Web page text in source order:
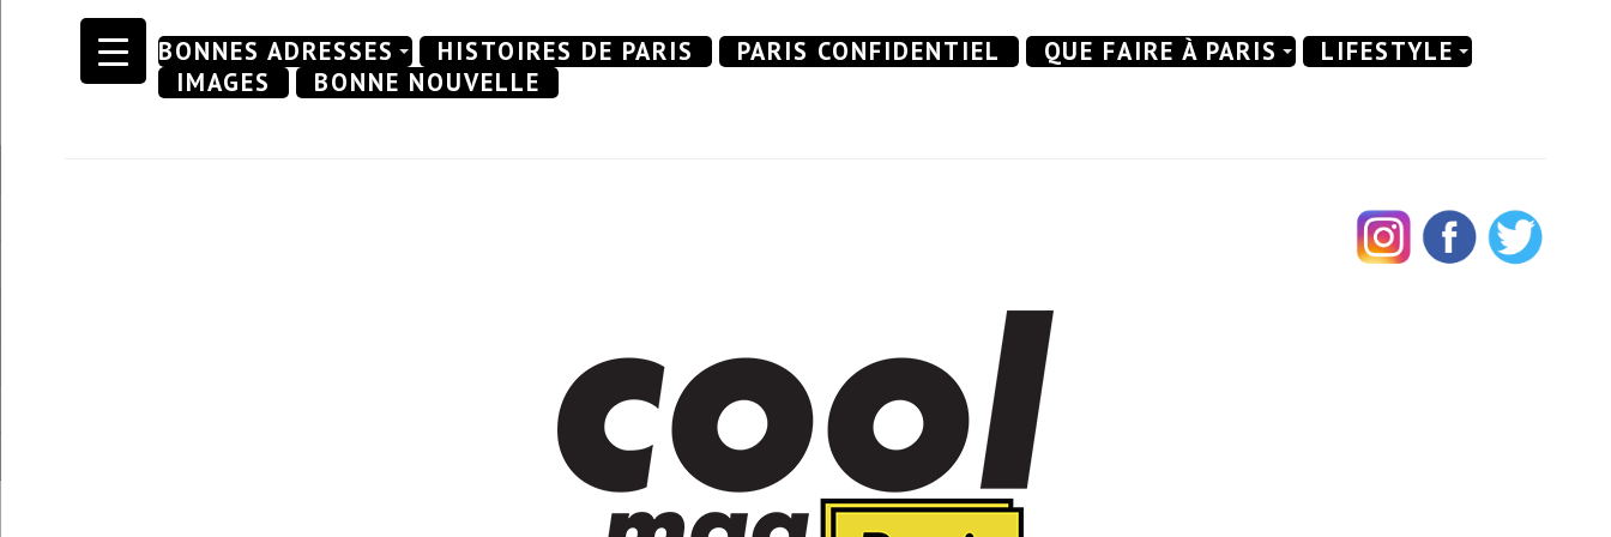
Skip
BONNES ADRESSES HISTOIRES DE PARIS PARIS CONFIDENTIEL QUE FAIRE À PARIS
LIFESTYLE
IMAGES
BONNE NOUVELLE